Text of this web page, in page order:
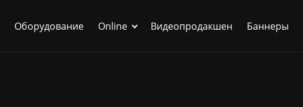
Оборудование Online Видеопродакшен Баннеры